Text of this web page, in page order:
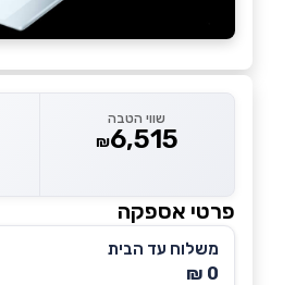
שווי הטבה
₪6,515
פרטי אספקה
משלוח עד הבית
0 ₪